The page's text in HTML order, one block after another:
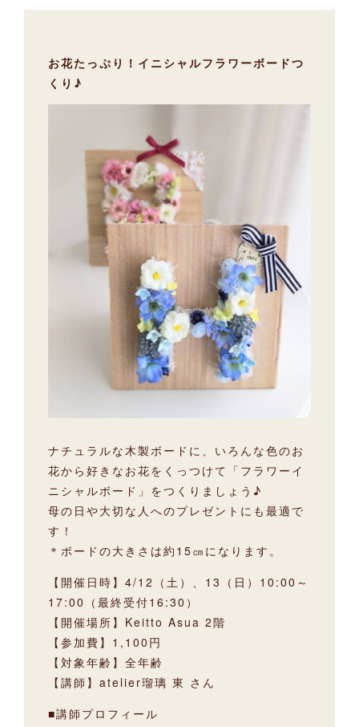
お花たっぷり！イニシャルフラワーボードつ
くり♪
ナチュラルな木製ボードに、いろんな色のお
花から好きなお花をくっつけて「フラワーイ
ニシャルボード」をつくりましょう♪
母の日や大切な人へのプレゼントにも最適で
す！
＊ボードの大きさは約15㎝になります。
【開催日時】4/12（土）、13（日）10:00～
17:00（最終受付16:30）
【開催場所】Keitto Asua 2階
【参加費】1,100円
【対象年齢】全年齢
【講師】atelier瑠璃 東 さん
■講師プロフィール